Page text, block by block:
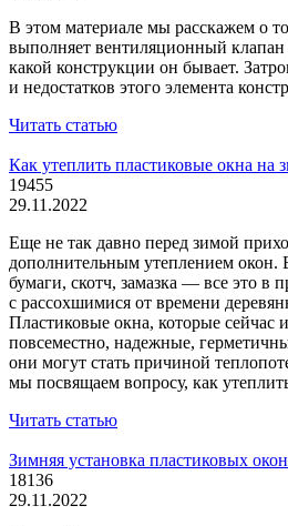
В этом материале мы расскажем о
выполняет вентиляционный клапан
какой конструкции он бывает.
и недостатков этого элемента
Читать статью
Как утеплить пластиковые окна на
19455
29.11.2022
Еще не так давно перед зимой
дополнительным утеплением окон.
бумаги, скотч, замазка — все это в
с рассохшимися от времени
Пластиковые окна, которые сейчас
повсеместно, надежные,
они могут стать причиной
мы посвящаем вопросу, как
Читать статью
Зимняя установка пластиковых
18136
29.11.2022